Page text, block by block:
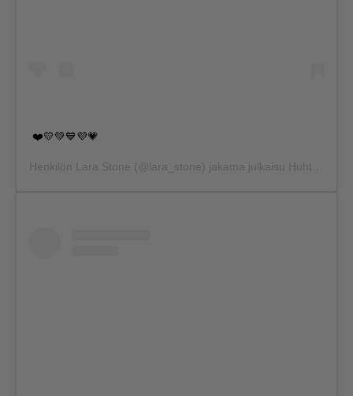
❤️💛💚💙💜💗
Henkilön Lara Stone (@lara_stone) jakama julkaisu Huhti 4, 2017 kello 1.41 PDT